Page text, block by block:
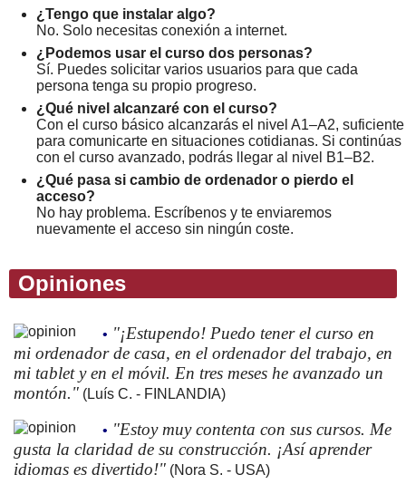
¿Tengo que instalar algo?
No. Solo necesitas conexión a internet.
¿Podemos usar el curso dos personas?
Sí. Puedes solicitar varios usuarios para que cada
persona tenga su propio progreso.
¿Qué nivel alcanzaré con el curso?
Con el curso básico alcanzarás el nivel A1–A2, suficiente
para comunicarte en situaciones cotidianas. Si continúas
con el curso avanzado, podrás llegar al nivel B1–B2.
¿Qué pasa si cambio de ordenador o pierdo el
acceso?
No hay problema. Escríbenos y te enviaremos
nuevamente el acceso sin ningún coste.
Opiniones
• "¡Estupendo! Puedo tener el curso en
mi ordenador de casa, en el ordenador del trabajo, en
mi tablet y en el móvil. En tres meses he avanzado un
montón." (Luís C. - FINLANDIA)
• "Estoy muy contenta con sus cursos. Me
gusta la claridad de su construcción. ¡Así aprender
idiomas es divertido!" (Nora S. - USA)